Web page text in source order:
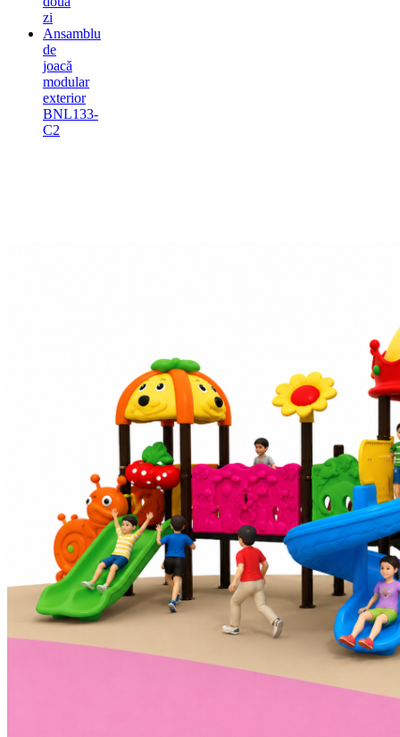
zi
Ansamblu
de
joacă
modular
exterior
BNL133-
C2